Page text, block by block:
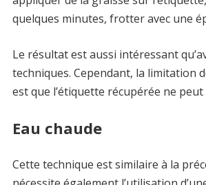
quelques minutes, frotter avec une
Le résultat est aussi intéressant
techniques. Cependant, la limitation
est que l’étiquette récupérée ne peut
Eau chaude
Cette technique est similaire à la